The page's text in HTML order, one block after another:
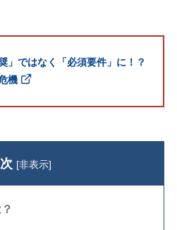
」ではなく「必須要件」に！？
機
[非表示]